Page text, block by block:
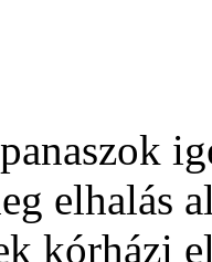
elhalás
kórházi